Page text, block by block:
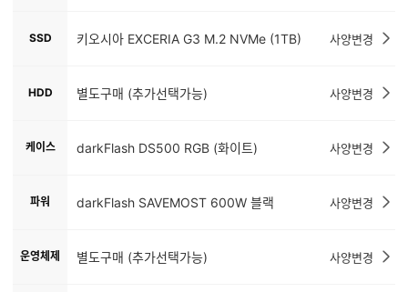
SSD 키오시아 EXCERIA G3 M.2 NVMe (1TB) 사양변경
HDD 별도구매 (추가선택가능) 사양변경
케이스 darkFlash DS500 RGB (화이트) 사양변경
파워 darkFlash SAVEMOST 600W 블랙 사양변경
운영체제 별도구매 (추가선택가능) 사양변경